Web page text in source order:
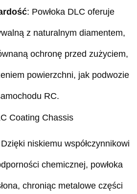
: Powłoka DLC oferuje
z naturalnym diamentem,
ochronę przed zużyciem,
powierzchni, jak podwozie
RC.
niskiemu współczynnikowi
chemicznej, powłoka
chroniąc metalowe części